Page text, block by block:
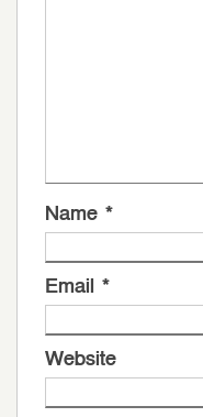
Name *
Email *
Website